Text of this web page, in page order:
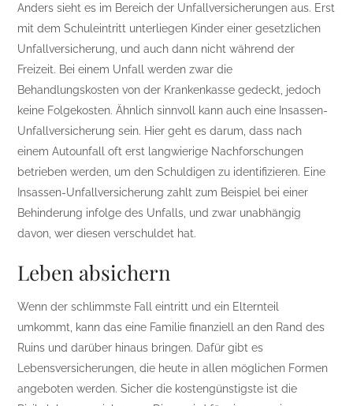
Anders sieht es im Bereich der Unfallversicherungen aus. Erst
mit dem Schuleintritt unterliegen Kinder einer gesetzlichen
Unfallversicherung, und auch dann nicht während der
Freizeit. Bei einem Unfall werden zwar die
Behandlungskosten von der Krankenkasse gedeckt, jedoch
keine Folgekosten. Ähnlich sinnvoll kann auch eine Insassen-
Unfallversicherung sein. Hier geht es darum, dass nach
einem Autounfall oft erst langwierige Nachforschungen
betrieben werden, um den Schuldigen zu identifizieren. Eine
Insassen-Unfallversicherung zahlt zum Beispiel bei einer
Behinderung infolge des Unfalls, und zwar unabhängig
davon, wer diesen verschuldet hat.
Leben absichern
Wenn der schlimmste Fall eintritt und ein Elternteil
umkommt, kann das eine Familie finanziell an den Rand des
Ruins und darüber hinaus bringen. Dafür gibt es
Lebensversicherungen, die heute in allen möglichen Formen
angeboten werden. Sicher die kostengünstigste ist die